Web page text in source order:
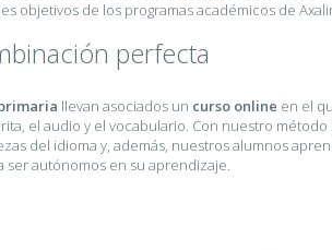
objetivos de los programas académicos de
perfecta
llevan asociados un curso online en el
el audio y el vocabulario. Con nuestro método
del idioma y, además, nuestros alumnos
ser autónomos en su aprendizaje.